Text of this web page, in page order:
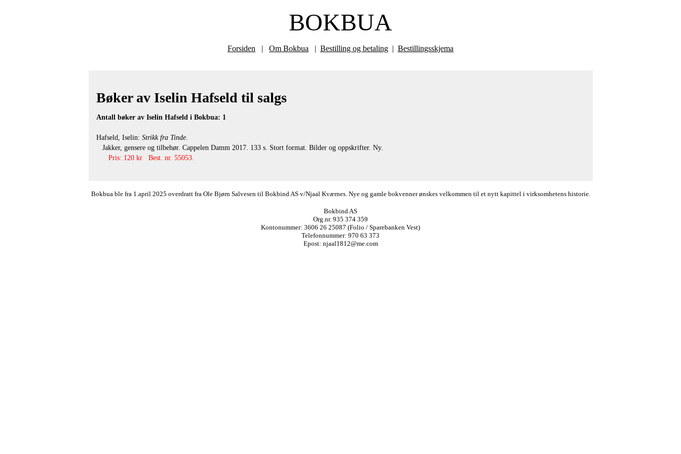
BOKBUA
Forsiden | Om Bokbua | Bestilling og betaling | Bestillingsskjema
Bøker av Iselin Hafseld til salgs
Antall bøker av Iselin Hafseld i Bokbua: 1
Hafseld, Iselin: Strikk fra Tinde.
Jakker, gensere og tilbehør. Cappelen Damm 2017. 133 s. Stort format. Bilder og oppskrifter. Ny.
Pris: 120 kr Best. nr. 55053.
Bokbua ble fra 1.april 2025 overdratt fra Ole Bjørn Salvesen til Bokbind AS v/Njaal Kværnes. Nye og gamle bokvenner ønskes velkommen til et nytt kapittel i virksomhetens historie.
Bokbind AS
Org.nr. 935 374 359
Kontonummer: 3606 26 25087 (Folio / Sparebanken Vest)
Telefonnummer: 970 63 373
Epost: njaal1812@me.com